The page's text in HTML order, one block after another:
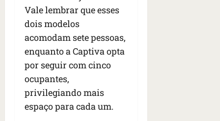
Vale lembrar que esses
dois modelos
acomodam sete pessoas,
enquanto a Captiva opta
por seguir com cinco
ocupantes,
privilegiando mais
espaço para cada um.